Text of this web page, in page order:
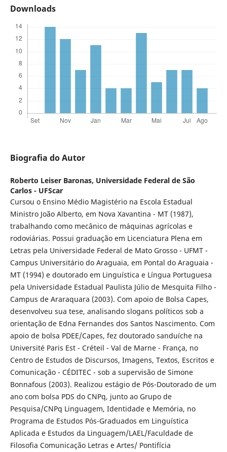
Downloads
Biografia do Autor
Roberto Leiser Baronas, Universidade Federal de São
Carlos - UFScar
Cursou o Ensino Médio Magistério na Escola Estadual
Ministro João Alberto, em Nova Xavantina - MT (1987),
trabalhando como mecânico de máquinas agrícolas e
rodoviárias. Possui graduação em Licenciatura Plena em
Letras pela Universidade Federal de Mato Grosso - UFMT -
Campus Universitário do Araguaia, em Pontal do Araguaia -
MT (1994) e doutorado em Linguística e Língua Portuguesa
pela Universidade Estadual Paulista Júlio de Mesquita Filho -
Campus de Araraquara (2003). Com apoio de Bolsa Capes,
desenvolveu sua tese, analisando slogans políticos sob a
orientação de Edna Fernandes dos Santos Nascimento. Com
apoio de bolsa PDEE/Capes, fez doutorado sanduíche na
Université Paris Est - Créteil - Val de Marne - França, no
Centro de Estudos de Discursos, Imagens, Textos, Escritos e
Comunicação - CÉDITEC - sob a supervisão de Simone
Bonnafous (2003). Realizou estágio de Pós-Doutorado de um
ano com bolsa PDS do CNPq, junto ao Grupo de
Pesquisa/CNPq Linguagem, Identidade e Memória, no
Programa de Estudos Pós-Graduados em Linguística
Aplicada e Estudos da Linguagem/LAEL/Faculdade de
Filosofia Comunicação Letras e Artes/ Pontifícia